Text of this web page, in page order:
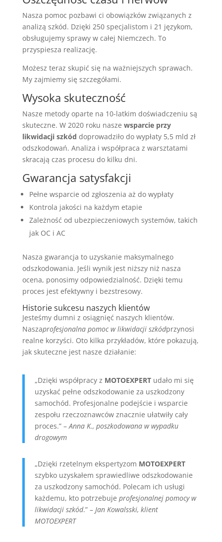
Nasza pomoc pozbawi ci obowiązków związanych z
analizą szkód. Dzięki 250 specjalistom i 21 językom,
obsługujemy sprawy w całej Niemczech. To
przyspiesza realizację.
Możesz teraz skupić się na ważniejszych sprawach.
My zajmiemy się szczegółami.
Wysoka skuteczność
Nasze metody oparte na 10-latkim doświadczeniu są
skuteczne. W 2020 roku nasze wsparcie przy
likwidacji szkód doprowadziło do wypłaty 5,5 mld zł
odszkodowań. Analiza i współpraca z warsztatami
skracają czas procesu do kilku dni.
Gwarancja satysfakcji
Pełne wsparcie od zgłoszenia aż do wypłaty
Kontrola jakości na każdym etapie
Zależność od ubezpieczeniowych systemów, takich
jak OC i AC
Nasza gwarancja to uzyskanie maksymalnego
odszkodowania. Jeśli wynik jest niższy niż nasza
ocena, ponosimy odpowiedzialność. Dzięki temu
proces jest efektywny i bezstresowy.
Historie sukcesu naszych klientów
Jesteśmy dumni z osiągnięć naszych klientów.
Naszaprofesjonalna pomoc w likwidacji szkódprzynosi
realne korzyści. Oto kilka przykładów, które pokazują,
jak skuteczne jest nasze działanie:
„Dzięki współpracy z MOTOEXPERTudało mi się
uzyskać pełne odszkodowanie za uszkodzony
samochód. Profesjonalne podejście i wsparcie
zespołu rzeczoznawców znacznie ułatwiły cały
proces.” – Anna K., poszkodowana w wypadku
drogowym
„Dzięki rzetelnym ekspertyzom MOTOEXPERT
szybko uzyskałem sprawiedliwe odszkodowanie
za uszkodzony samochód. Polecam ich usługi
każdemu, kto potrzebuje profesjonalnej pomocy w
likwidacji szkód.” – Jan Kowalsski, klient
MOTOEXPERT